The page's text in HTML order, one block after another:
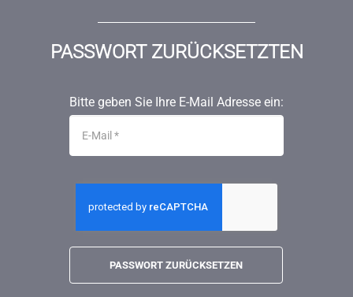
PASSWORT ZURÜCKSETZTEN
Bitte geben Sie Ihre E-Mail Adresse ein:
PASSWORT ZURÜCKSETZEN